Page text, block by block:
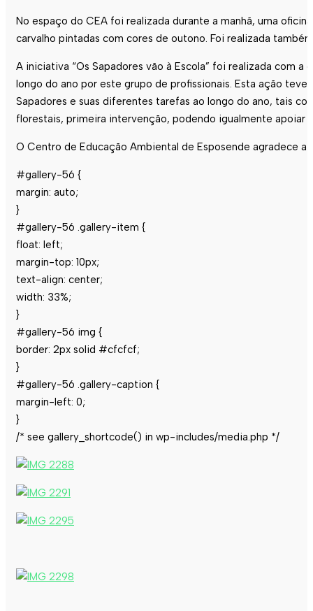
No espaço do CEA foi realizada durante a manhã, uma
carvalho pintadas com cores de outono. Foi realizada
A iniciativa “Os Sapadores vão à Escola” foi realizada com
longo do ano por este grupo de profissionais. Esta ação
Sapadores e suas diferentes tarefas ao longo do ano, tais
florestais, primeira intervenção, podendo igualmente apoiar
O Centro de Educação Ambiental de Esposende agradece a
#gallery-56 {
margin: auto;
}
#gallery-56 .gallery-item {
float: left;
margin-top: 10px;
text-align: center;
width: 33%;
}
#gallery-56 img {
border: 2px solid #cfcfcf;
}
#gallery-56 .gallery-caption {
margin-left: 0;
}
/* see gallery_shortcode() in wp-includes/media.php */